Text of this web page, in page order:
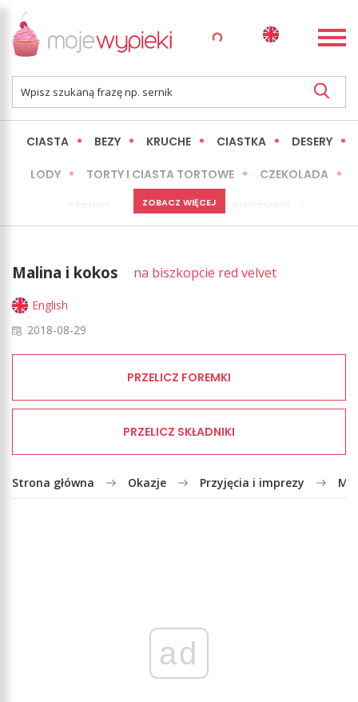
CIASTA BEZY KRUCHE CIASTKA DESERY
LODY TORTY I CIASTA TORTOWE CZEKOLADA
MINI WYPIEKI
LŻEJSZE / ZDROWSZE INNE
ZOBACZ WIĘCEJ
Malina i kokos na biszkopcie red velvet
English
2018-08-29
PRZELICZ FOREMKI
PRZELICZ SKŁADNIKI
Strona główna Okazje Przyjęcia i imprezy
ad